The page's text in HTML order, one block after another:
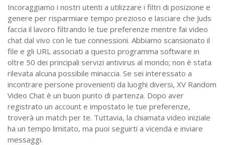
Incoraggiamo i nostri utenti a utilizzare i filtri di posizione e
genere per risparmiare tempo prezioso e lasciare che Juds
faccia il lavoro filtrando le tue preferenze mentre fai video
chat dal vivo con le tue connessioni. Abbiamo scansionato il
file e gli URL associati a questo programma software in
oltre 50 dei principali servizi antivirus al mondo; non è stata
rilevata alcuna possibile minaccia. Se sei interessato a
incontrare persone provenienti da luoghi diversi, XV Random
Video Chat è un buon punto di partenza. Dopo aver
registrato un account e impostato le tue preferenze,
troverà un match per te. Tuttavia, la chiamata video iniziale
ha un tempo limitato, ma puoi seguirti a vicenda e inviare
messaggi.